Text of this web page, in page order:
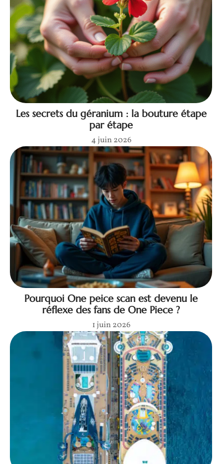
Les secrets du géranium : la bouture étape
par étape
4 juin 2026
Pourquoi One peice scan est devenu le
réflexe des fans de One Piece ?
1 juin 2026